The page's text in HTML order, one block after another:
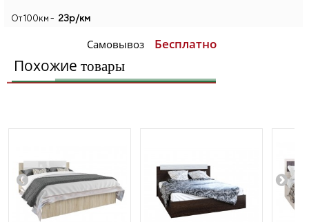
От 100км - 23р/км
Самовывоз Бесплатно
Похожие товары